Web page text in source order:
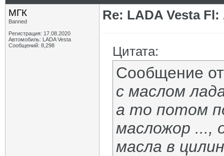
МГК
Banned
Регистрация: 17.08.2020
Автомобиль: LADA Vesta
Сообщений: 8,298
Re: LADA Vesta
Цитата:
Сообщение
с маслом
а то потом
масложор ...,
масла в